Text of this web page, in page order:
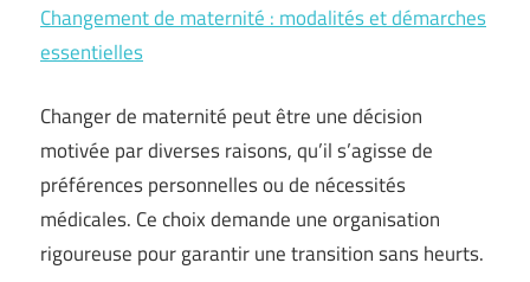
Changement de maternité : modalités et démarches
essentielles
Changer de maternité peut être une décision
motivée par diverses raisons, qu’il s’agisse de
préférences personnelles ou de nécessités
médicales. Ce choix demande une organisation
rigoureuse pour garantir une transition sans heurts.